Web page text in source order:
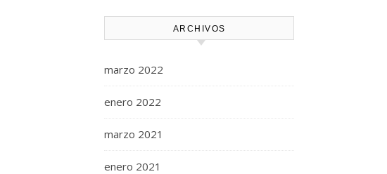
ARCHIVOS
marzo 2022
enero 2022
marzo 2021
enero 2021